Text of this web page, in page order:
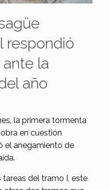
respondió
la
año
la primera tormenta
en cuestión
el anegamiento de
del tramo I, este